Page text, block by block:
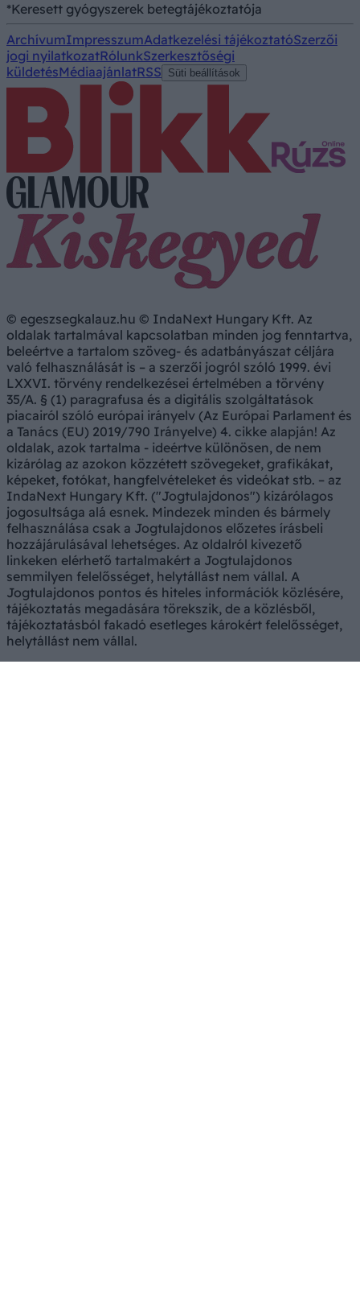
*Keresett gyógyszerek betegtájékoztatója
ArchívumImpresszumAdatkezelési tájékoztatóSzerzői
jogi nyilatkozatRólunkSzerkesztőségi
küldetésMédiaajánlatRSS Süti beállítások
© egeszsegkalauz.hu © IndaNext Hungary Kft. Az
oldalak tartalmával kapcsolatban minden jog fenntartva,
beleértve a tartalom szöveg- és adatbányászat céljára
való felhasználását is – a szerzői jogról szóló 1999. évi
LXXVI. törvény rendelkezései értelmében a törvény
35/A. § (1) paragrafusa és a digitális szolgáltatások
piacairól szóló európai irányelv (Az Európai Parlament és
a Tanács (EU) 2019/790 Irányelve) 4. cikke alapján! Az
oldalak, azok tartalma - ideértve különösen, de nem
kizárólag az azokon közzétett szövegeket, grafikákat,
képeket, fotókat, hangfelvételeket és videókat stb. – az
IndaNext Hungary Kft. ("Jogtulajdonos") kizárólagos
jogosultsága alá esnek. Mindezek minden és bármely
felhasználása csak a Jogtulajdonos előzetes írásbeli
hozzájárulásával lehetséges. Az oldalról kivezető
linkeken elérhető tartalmakért a Jogtulajdonos
semmilyen felelősséget, helytállást nem vállal. A
Jogtulajdonos pontos és hiteles információk közlésére,
tájékoztatás megadására törekszik, de a közlésből,
tájékoztatásból fakadó esetleges károkért felelősséget,
helytállást nem vállal.